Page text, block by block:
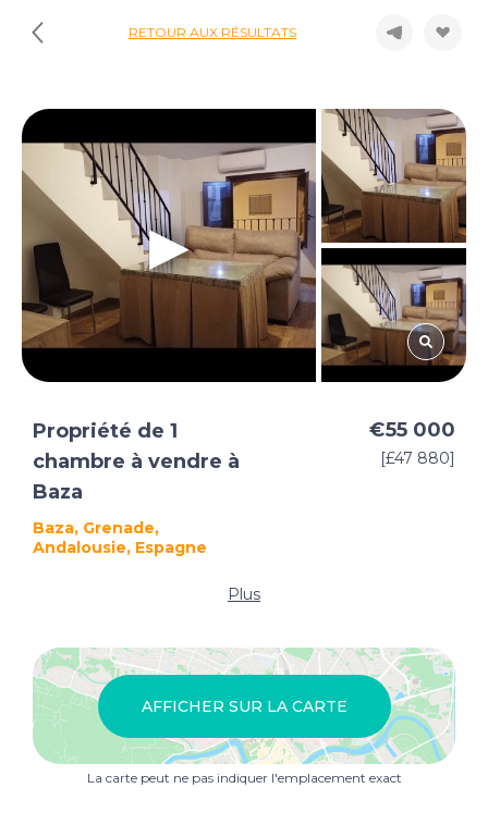
RETOUR AUX RÉSULTATS
Propriété de 1
chambre à vendre à
Baza
Baza, Grenade,
Andalousie, Espagne
€55 000
[£47 880]
Plus
AFFICHER SUR LA CARTE
La carte peut ne pas indiquer l'emplacement exact